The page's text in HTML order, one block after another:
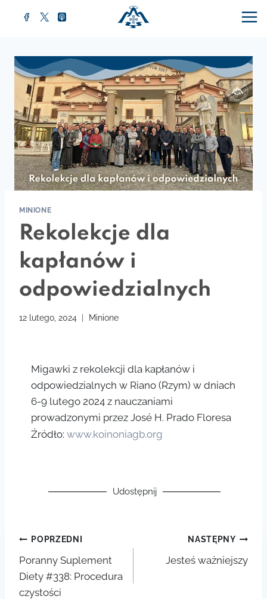
MINIONE
Rekolekcje dla
kapłanów i
odpowiedzialnych
12 lutego, 2024 Minione
Migawki z rekolekcji dla kapłanów i
odpowiedzialnych w Riano (Rzym) w dniach
6-9 lutego 2024 z nauczaniami
prowadzonymi przez José H. Prado Floresa
Źródło: www.koinoniagb.org
Udostępnij
POPRZEDNI
Poranny Suplement
Diety #338: Procedura
czystości
NASTĘPNY
Jesteś ważniejszy